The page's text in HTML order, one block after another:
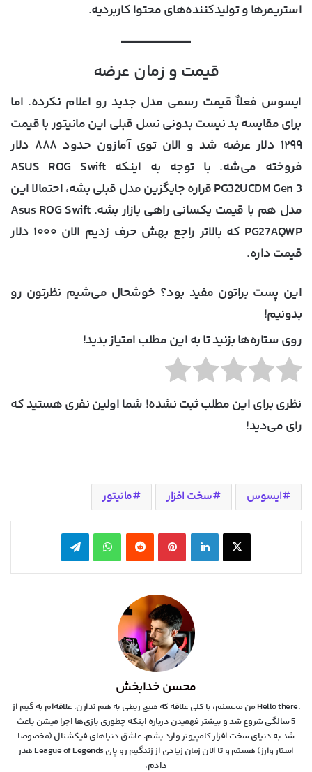
استریمرها و تولیدکننده‌های محتوا کاربردیه.
قیمت و زمان عرضه
ایسوس فعلاً قیمت رسمی مدل جدید رو اعلام نکرده. اما
برای مقایسه بد نیست بدونی نسل قبلی این مانیتور با قیمت
۱۲۹۹ دلار عرضه شد و الان توی آمازون حدود ۸۸۸ دلار
فروخته می‌شه. با توجه به اینکه ASUS ROG Swift
PG32UCDM Gen 3 قراره جایگزین مدل قبلی بشه، احتمالا این
مدل هم با قیمت یکسانی راهی بازار بشه. Asus ROG Swift
PG27AQWP که بالاتر راجع بهش حرف زدیم الان ۱۰۰۰ دلار
قیمت داره.
این پست براتون مفید بود؟ خوشحال می‌شیم نظرتون رو
بدونیم!
روی ستاره‌ها بزنید تا به این مطلب امتیاز بدید!
نظری برای این مطلب ثبت نشده! شما اولین نفری هستید که
رای می‌دید!
ایسوس سخت افزار مانیتور
X لینکدین ‫پین‌ترست‫رددیت واتس آپ تلگرام
محسن خدابخش
.Hello there من محسنم، با کلی علاقه که هیچ ربطی به هم ندارن. علاقه‌ام به گیم از
5 سالگی شروع شد و بیشتر فهمیدن درباره اینکه چطوری بازی‌ها اجرا میشن باعث
شد به دنیای سخت افزار کامپیوتر وارد بشم. عاشق دنیاهای فیکشنال (مخصوصا
استار وارز) هستم و تا الان زمان زیادی از زندگیم رو پای League of Legends هدر
دادم.